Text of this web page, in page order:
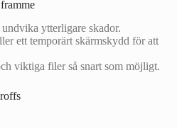
ytterligare skador.
ett temporärt skärmskydd för att
viktiga filer så snart som möjligt.